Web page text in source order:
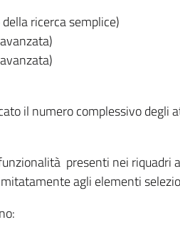
ricerca semplice)
il numero complessivo
presenti nei
agli elementi